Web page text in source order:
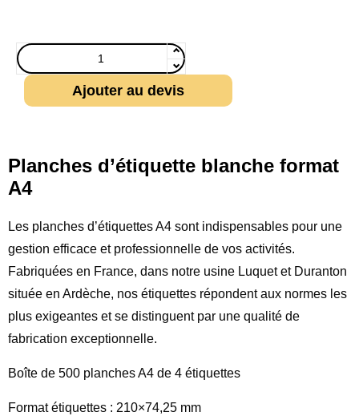
Ajouter au devis
Planches d’étiquette blanche format
A4
Les planches d’étiquettes A4 sont indispensables pour une
gestion efficace et professionnelle de vos activités.
Fabriquées en France, dans notre usine Luquet et Duranton
située en Ardèche, nos étiquettes répondent aux normes les
plus exigeantes et se distinguent par une qualité de
fabrication exceptionnelle.
Boîte de 500 planches A4 de 4 étiquettes
Format étiquettes : 210×74,25 mm